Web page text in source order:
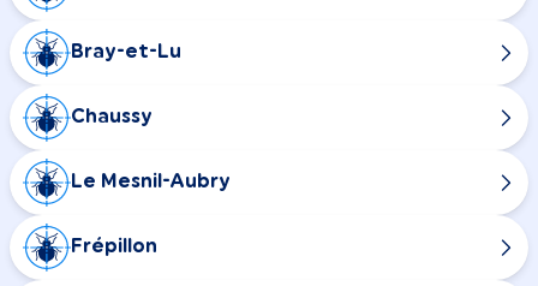
Bray-et-Lu
Chaussy
Le Mesnil-Aubry
Frépillon